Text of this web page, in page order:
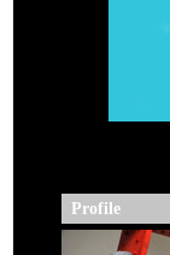
Profile